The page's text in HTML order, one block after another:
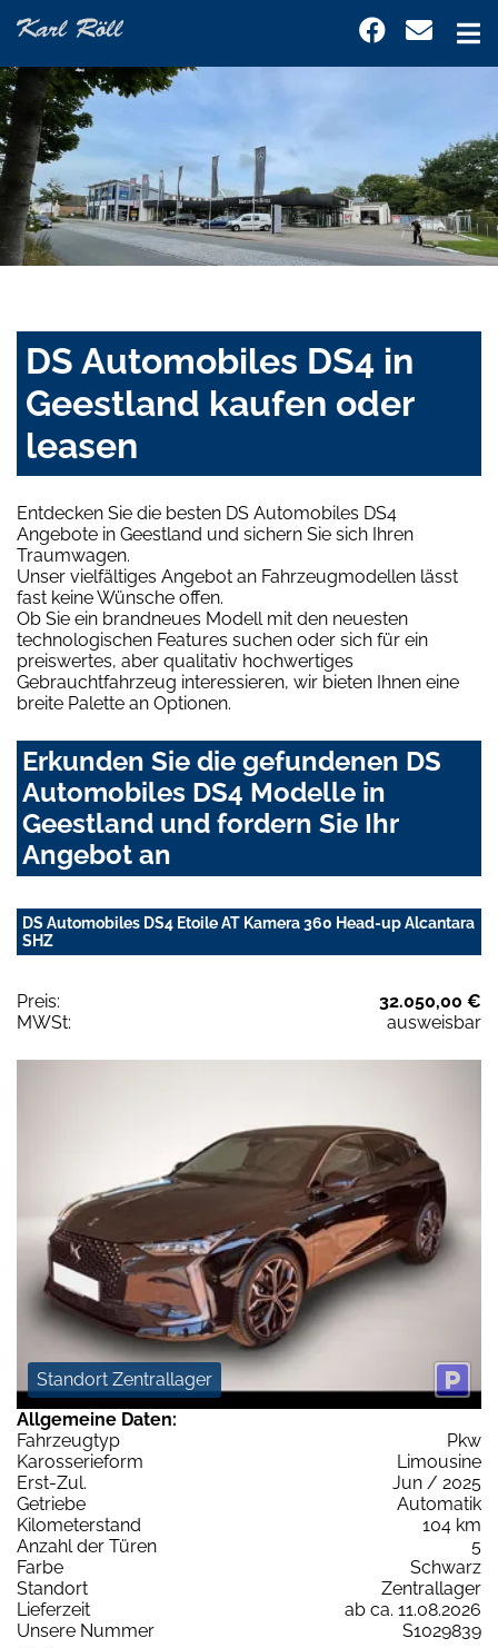
DS Automobiles DS4 in
Geestland kaufen oder
leasen
Entdecken Sie die besten DS Automobiles DS4
Angebote in Geestland und sichern Sie sich Ihren
Traumwagen.
Unser vielfältiges Angebot an Fahrzeugmodellen lässt
fast keine Wünsche offen.
Ob Sie ein brandneues Modell mit den neuesten
technologischen Features suchen oder sich für ein
preiswertes, aber qualitativ hochwertiges
Gebrauchtfahrzeug interessieren, wir bieten Ihnen eine
breite Palette an Optionen.
Erkunden Sie die gefundenen DS
Automobiles DS4 Modelle in
Geestland und fordern Sie Ihr
Angebot an
DS Automobiles DS4 Etoile AT Kamera 360 Head-up Alcantara
SHZ
Preis:
32.050,00 €
MWSt:
ausweisbar
Standort Zentrallager
Allgemeine Daten:
Fahrzeugtyp
Pkw
Karosserieform
Limousine
Erst-Zul.
Jun / 2025
Getriebe
Automatik
Kilometerstand
104 km
Anzahl der Türen
5
Farbe
Schwarz
Standort
Zentrallager
Lieferzeit
ab ca. 11.08.2026
Unsere Nummer
S1029839